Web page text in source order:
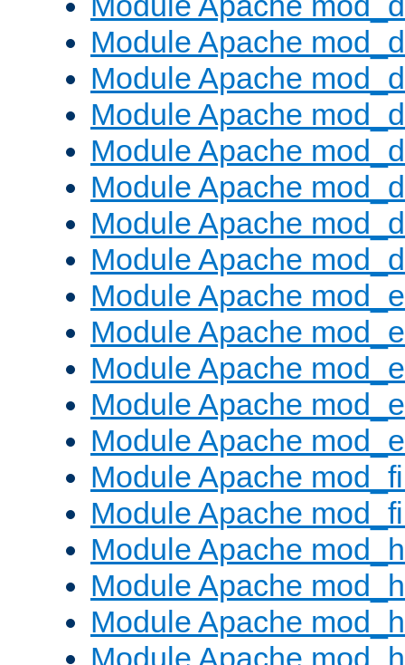
Module Apache
Module Apache
Module Apache
Module Apache
Module Apache
Module Apache
Module Apache
Module Apache
Module Apache
Module Apache
Module Apache
Module Apache
Module Apache
Module Apache
Module Apache
Module Apache
Module Apache
Module Apache